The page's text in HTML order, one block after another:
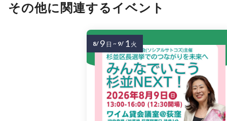
その他に関連するイベント
8/ 9 日 ~ 9/ 1 火